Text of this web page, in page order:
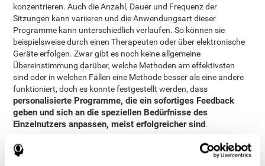
konzentrieren. Auch die Anzahl, Dauer und Frequenz der
Sitzungen kann variieren und die Anwendungsart dieser
Programme kann unterschiedlich verlaufen. So können sie
beispielsweise durch einen Therapeuten oder über elektronische
Geräte erfolgen. Zwar gibt es noch keine allgemeine
Übereinstimmung darüber, welche Methoden am effektivsten
sind oder in welchen Fällen eine Methode besser als eine andere
funktioniert, doch es konnte festgestellt werden, dass
personalisierte Programme, die ein sofortiges Feedback
geben und sich an die speziellen Bedürfnisse des
Einzelnutzers anpassen, meist erfolgreicher sind.
Diese Studie bezweckt deshalb, herauszufinden, ob die Vorteile
des personalisierten, computergestützten kognitiven Trainings